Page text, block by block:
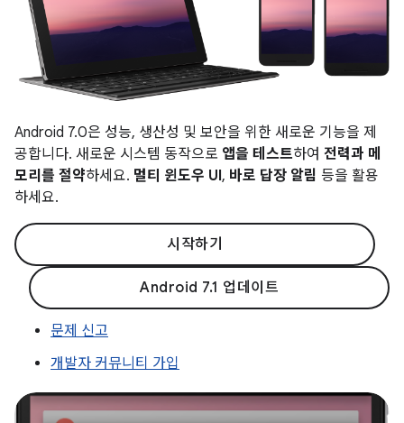
Android 7.0은 성능, 생산성 및 보안을 위한 새로운 기능을 제
공합니다. 새로운 시스템 동작으로 앱을 테스트하여 전력과 메
모리를 절약하세요. 멀티 윈도우 UI, 바로 답장 알림 등을 활용
하세요.
시작하기
Android 7.1 업데이트
문제 신고
개발자 커뮤니티 가입